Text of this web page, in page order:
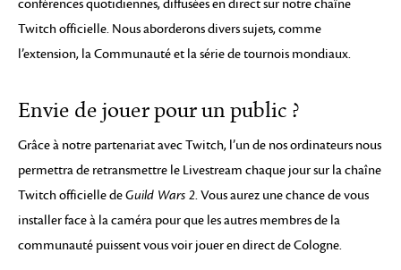
conférences quotidiennes, diffusées en direct sur notre chaîne
Twitch officielle. Nous aborderons divers sujets, comme
l’extension, la Communauté et la série de tournois mondiaux.
Envie de jouer pour un public ?
Grâce à notre partenariat avec Twitch, l’un de nos ordinateurs nous
permettra de retransmettre le Livestream chaque jour sur la chaîne
Twitch officielle deGuild Wars 2. Vous aurez une chance de vous
installer face à la caméra pour que les autres membres de la
communauté puissent vous voir jouer en direct de Cologne.